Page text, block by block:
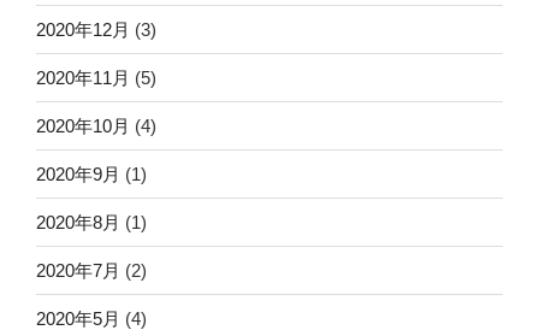
2020年12月 (3)
2020年11月 (5)
2020年10月 (4)
2020年9月 (1)
2020年8月 (1)
2020年7月 (2)
2020年5月 (4)